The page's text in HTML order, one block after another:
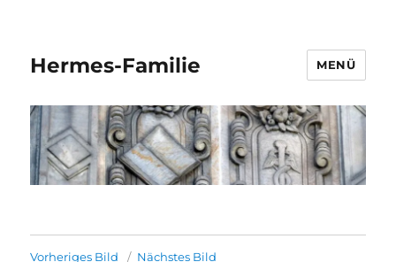
Hermes-Familie MENÜ
Vorheriges Bild Nächstes Bild